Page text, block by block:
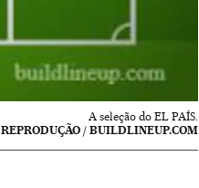
A seleção do EL PAÍS.
REPRODUÇÃO / BUILDLINEUP.COM